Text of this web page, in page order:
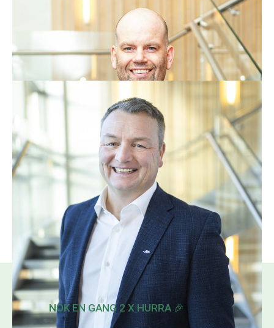
Bedriftsrådgiver
Telefon: 41 47 25 84
jean.erik.gaundal@nte.no
Geir Arne Rø
Salgssjef
Telefon:
95 16 43 67
E-post: geir.arne.ro@nte.no
NOK EN GANG 2 X HURRA 🎉